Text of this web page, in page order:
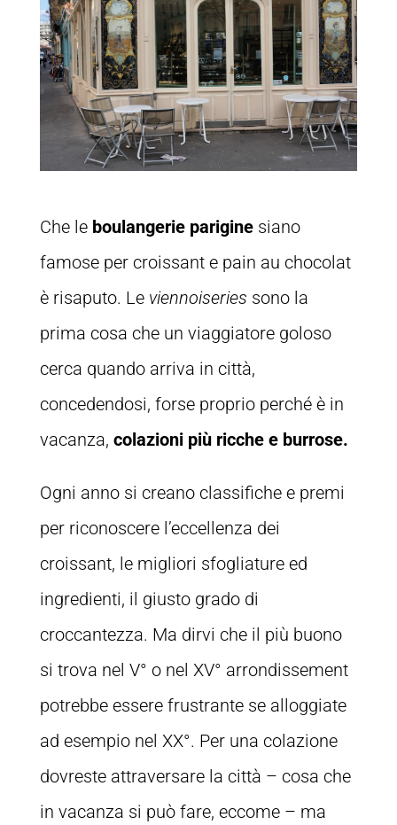
Che leboulangerie pariginesiano
famose per croissant e pain au chocolat
è risaputo. Le viennoiseries sono la
prima cosa che un viaggiatore goloso
cerca quando arriva in città,
concedendosi, forse proprio perché è in
vacanza, colazioni più ricche e burrose.
Ogni anno si creano classifiche e premi
per riconoscere l’eccellenza dei
croissant, le migliori sfogliature ed
ingredienti, il giusto grado di
croccantezza. Ma dirvi che il più buono
si trova nel V° o nel XV° arrondissement
potrebbe essere frustrante se alloggiate
ad esempio nel XX°. Per una colazione
dovreste attraversare la città – cosa che
in vacanza si può fare, eccome – ma